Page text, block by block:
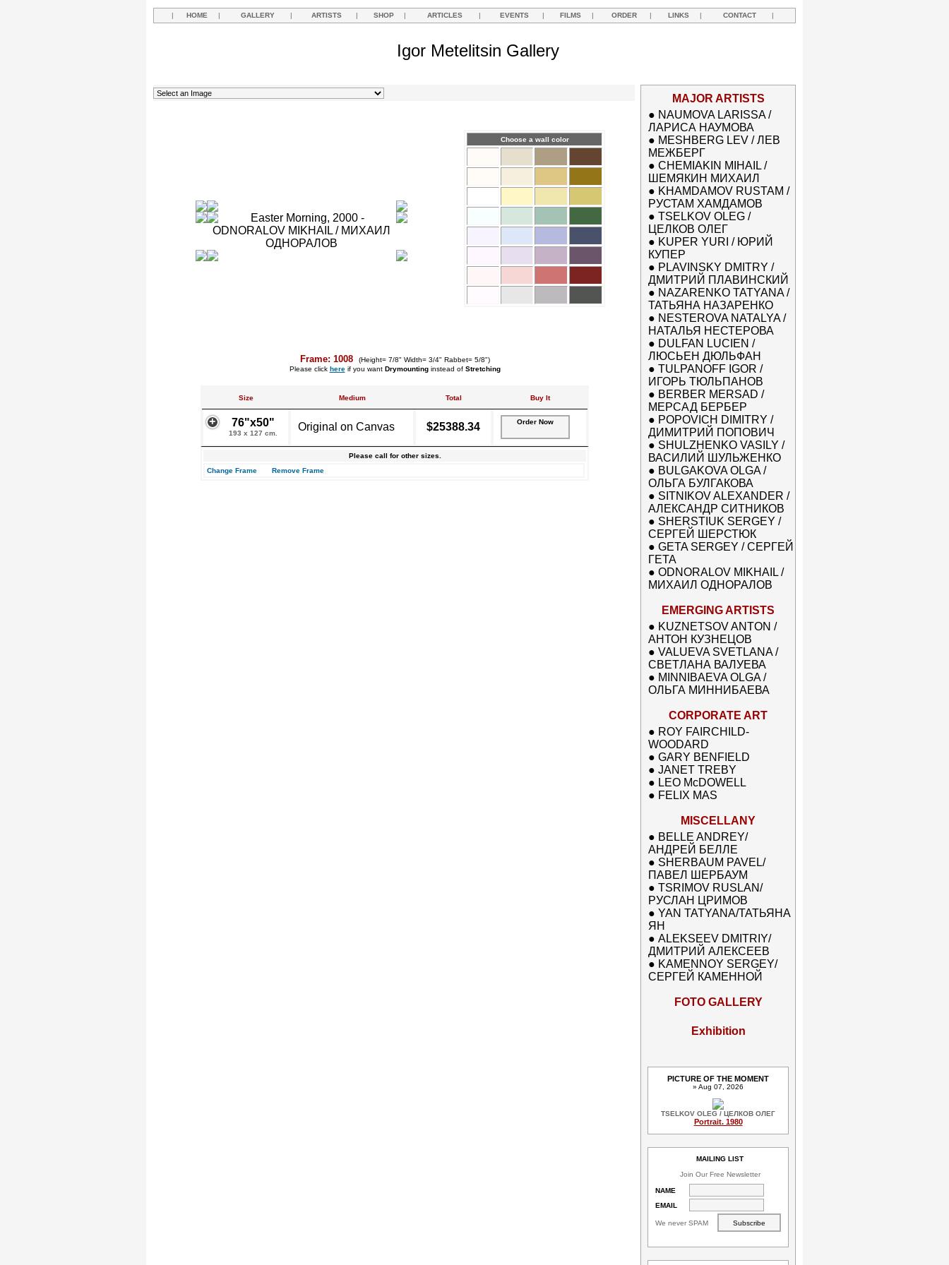
| HOME | GALLERY | ARTISTS | SHOP | ARTICLES | EVENTS | FILMS | ORDER | LINKS | CONTACT |
Igor Metelitsin Gallery
Choose a wall color
Frame: 1008
(Height= 7/8" Width= 3/4" Rabbet= 5/8")
Please click hereif you want Drymountinginstead of Stretching
Size Medium Total Buy It
76"x50"
193 x 127 cm.
Original on Canvas $25388.34 Order Now
Please call for other sizes.
Change Frame
Remove Frame
MAJOR ARTISTS
● NAUMOVA LARISSA /
ЛАРИСА НАУМОВА
● MESHBERG LEV / ЛЕВ
МЕЖБЕРГ
● CHEMIAKIN MIHAIL /
ШЕМЯКИН МИХАИЛ
● KHAMDAMOV RUSTAM /
РУСТАМ ХАМДАМОВ
● TSELKOV OLEG /
ЦЕЛКОВ ОЛЕГ
● KUPER YURI / ЮРИЙ
КУПЕР
● PLAVINSKY DMITRY /
ДМИТРИЙ ПЛАВИНСКИЙ
● NAZARENKO TATYANA /
ТАТЬЯНА НАЗАРЕНКО
● NESTEROVA NATALYA /
НАТАЛЬЯ НЕСТЕРОВА
● DULFAN LUCIEN /
ЛЮСЬЕН ДЮЛЬФАН
● TULPANOFF IGOR /
ИГОРЬ ТЮЛЬПАНОВ
● BERBER MERSAD /
МЕРСАД БЕРБЕР
● POPOVICH DIMITRY /
ДИМИТРИЙ ПОПОВИЧ
● SHULZHENKO VASILY /
ВАСИЛИЙ ШУЛЬЖЕНКО
● BULGAKOVA OLGA /
ОЛЬГА БУЛГАКОВА
● SITNIKOV ALEXANDER /
АЛЕКСАНДР СИТНИКОВ
● SHERSTIUK SERGEY /
СЕРГЕЙ ШЕРСТЮК
● GETA SERGEY / СЕРГЕЙ
ГЕТА
● ODNORALOV MIKHAIL /
МИХАИЛ ОДНОРАЛОВ
EMERGING ARTISTS
● KUZNETSOV ANTON /
АНТОН КУЗНЕЦОВ
● VALUEVA SVETLANA /
СВЕТЛАНА ВАЛУЕВА
● MINNIBAEVA OLGA /
ОЛЬГА МИННИБАЕВА
CORPORATE ART
● ROY FAIRCHILD-
WOODARD
● GARY BENFIELD
● JANET TREBY
● LEO McDOWELL
● FELIX MAS
MISCELLANY
● BELLE ANDREY/
АНДРЕЙ БЕЛЛЕ
● SHERBAUM PAVEL/
ПАВЕЛ ШЕРБАУМ
● TSRIMOV RUSLAN/
РУСЛАН ЦРИМОВ
● YAN TATYANA/ТАТЬЯНА
ЯН
● ALEKSEEV DMITRIY/
ДМИТРИЙ АЛЕКСЕЕВ
● KAMENNOY SERGEY/
СЕРГЕЙ КАМЕННОЙ
FOTO GALLERY
Exhibition
PICTURE OF THE MOMENT
» Aug 07, 2026
TSELKOV OLEG / ЦЕЛКОВ ОЛЕГ
Portrait. 1980
MAILING LIST
Join Our Free Newsletter
NAME
EMAIL
We never SPAM